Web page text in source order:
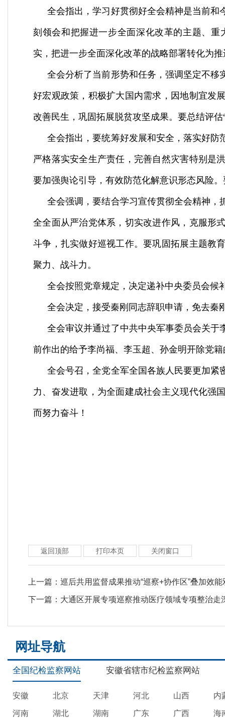
全会指出，学习好贯彻好全会精神是当前
刻领会和把握进一步全面深化改革的主题、
实，把进一步全面深化改革的战略部署转化为
全会分析了当前形势和任务，强调坚定不
好宏观政策，积极扩大国内需求，因地制宜发
改善民生，巩固拓展脱贫攻坚成果。要总结评估
全会指出，要统筹好发展和安全，落实好
严格落实安全生产责任，完善自然灾害特别是
要加强舆论引导，有效防范化解意识形态风险
全会强调，要结合学习宣传贯彻全会精神
全全面从严治党体系，切实改进作风，克服形
斗争，扎实做好巡视工作。要巩固拓展主题教
聚力、战斗力。
全会按照党章规定，决定递补中央委员会候
全会决定，接受秦刚同志辞职申请，免去秦
全会审议并通过了中共中央军事委员会关
前作出的给予李尚福、李玉超、孙金明开除党
全会号召，全党全军全国各族人民要更加
力、奋发进取，为全面建成社会主义现代化强
而努力奋斗！
返回顶部 打印本页 关闭窗口
上一篇： 巡后共用监督成果推动“巡察+协作区”叠加效能
下一篇： 大通区开展专项巡察推动医疗领域专项整治走
网址导航
全国纪检监察网站 安徽省辖市纪检监察网站
安徽 北京 天津 河北 山西 内
河南 湖北 湖南 广东 广西 海